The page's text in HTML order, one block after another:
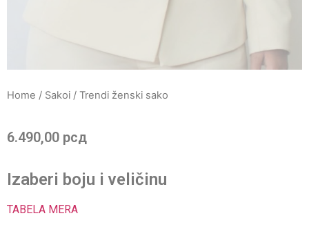
Home / Sakoi / Trendi ženski sako
6.490,00 рсд
Izaberi boju i veličinu
TABELA MERA